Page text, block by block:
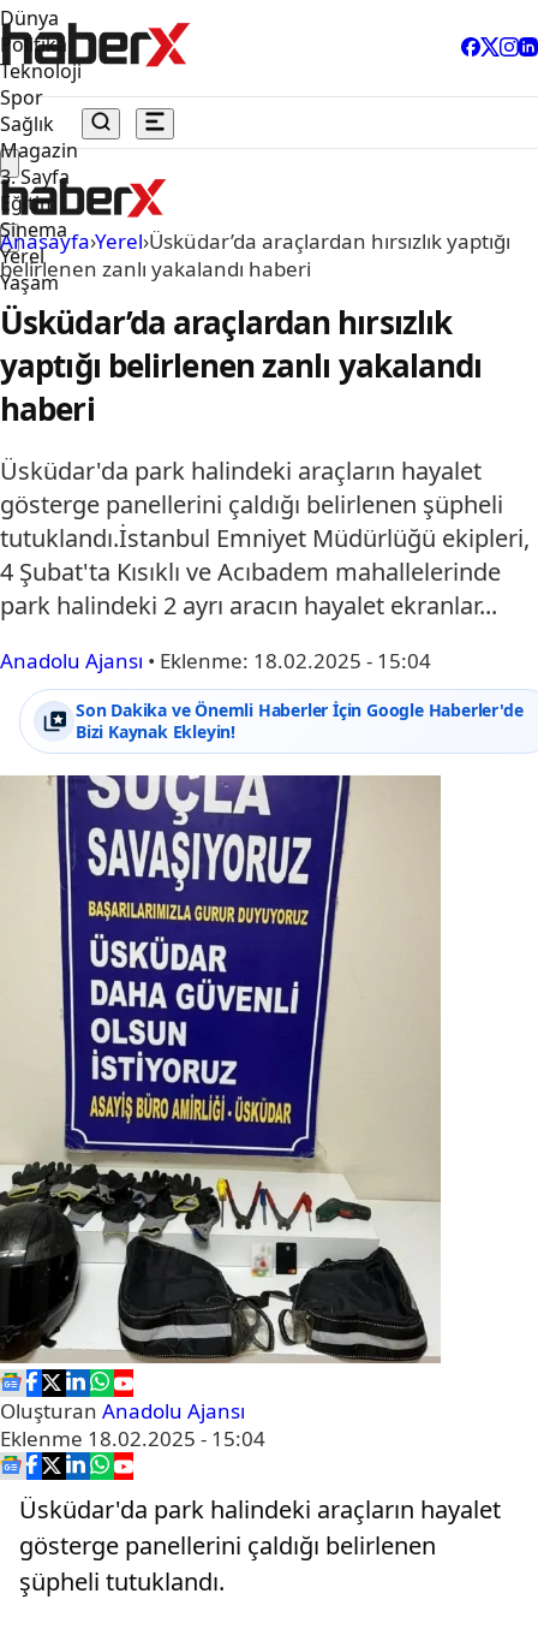
Dünya
Politika
Teknoloji
Spor
Sağlık
Magazin
3. Sayfa
Eğitim
Sinema
Yerel
Yaşam
Anasayfa›Yerel›Üsküdar’da araçlardan hırsızlık yaptığı
belirlenen zanlı yakalandı haberi
Üsküdar’da araçlardan hırsızlık
yaptığı belirlenen zanlı yakalandı
haberi
Üsküdar'da park halindeki araçların hayalet
gösterge panellerini çaldığı belirlenen şüpheli
tutuklandı.İstanbul Emniyet Müdürlüğü ekipleri,
4 Şubat'ta Kısıklı ve Acıbadem mahallelerinde
park halindeki 2 ayrı aracın hayalet ekranlar...
Anadolu Ajansı • Eklenme: 18.02.2025 - 15:04
Son Dakika ve Önemli Haberler İçin Google Haberler'de
Bizi Kaynak Ekleyin!
Oluşturan Anadolu Ajansı
Eklenme 18.02.2025 - 15:04
Üsküdar'da park halindeki araçların hayalet
gösterge panellerini çaldığı belirlenen
şüpheli tutuklandı.